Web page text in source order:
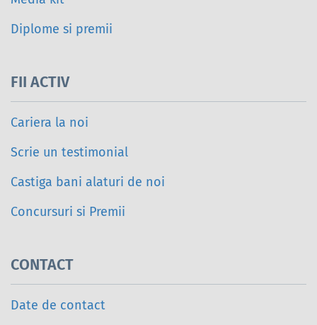
Diplome si premii
FII ACTIV
Cariera la noi
Scrie un testimonial
Castiga bani alaturi de noi
Concursuri si Premii
CONTACT
Date de contact